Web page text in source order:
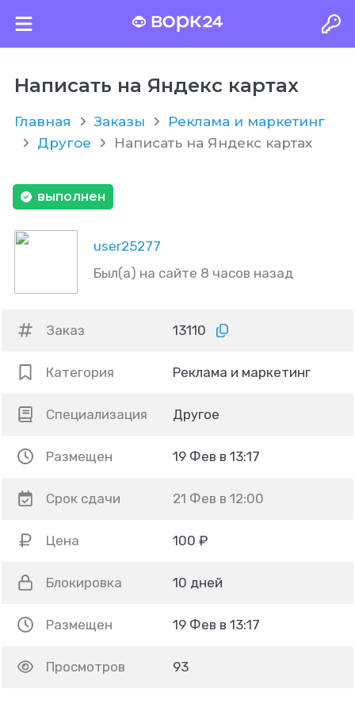
Написать на Яндекс картах
Главная Заказы
Реклама и маркетинг
Другое
Написать на Яндекс картах
user25277
Был(а) на сайте 8 часов назад
выполнен
Заказ 13110
Категория Реклама и маркетинг
Специализация Другое
Размещен 19 Фев в 13:17
Срок сдачи 21 Фев в 12:00
Цена 100 ₽
Блокировка 10 дней
Размещен 19 Фев в 13:17
Просмотров 93